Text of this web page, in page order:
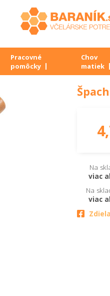
Pracovné
pomôcky
Chov
matiek
Na
viac
Na
viac